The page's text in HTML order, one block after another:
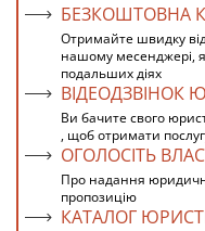
БЕЗКОШТОВНА
Отримайте швидку
нашому месенджері,
подальших діях
ВІДЕОДЗВІНОК
Ви бачите свого
, щоб отримати
ОГОЛОСІТЬ
Про надання
пропозицію
КАТАЛОГ